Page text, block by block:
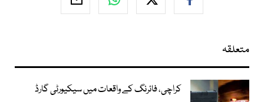
متعلقہ
کراچی، فائرنگ کے واقعات میں سیکیورٹی گارڈ